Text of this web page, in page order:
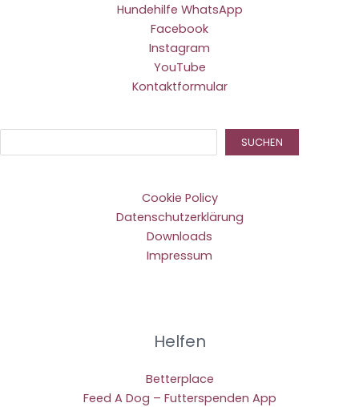
Hundehilfe WhatsApp
Facebook
Instagram
YouTube
Kontaktformular
SUCHEN
Cookie Policy
Datenschutzerklärung
Downloads
Impressum
Helfen
Betterplace
Feed A Dog – Futterspenden App